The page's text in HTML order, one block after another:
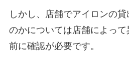
しかし、店舗でアイロンの
のかについては店舗によっ
前に確認が必要です。